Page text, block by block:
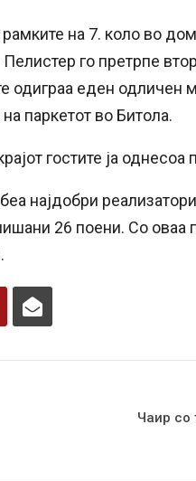
на 7. коло во
го претрпе
одиграа еден одличен
паркетот во Битола.
гостите ја однесоа
најдобри
26 поени. Со оваа
Чаир со